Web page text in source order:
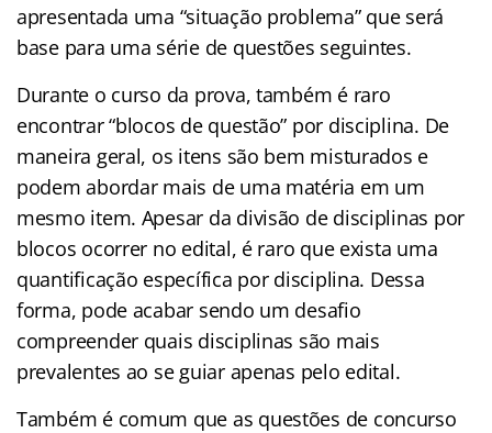
apresentada uma “situação problema” que será
base para uma série de questões seguintes.
Durante o curso da prova, também é raro
encontrar “blocos de questão” por disciplina. De
maneira geral, os itens são bem misturados e
podem abordar mais de uma matéria em um
mesmo item. Apesar da divisão de disciplinas por
blocos ocorrer no edital, é raro que exista uma
quantificação específica por disciplina. Dessa
forma, pode acabar sendo um desafio
compreender quais disciplinas são mais
prevalentes ao se guiar apenas pelo edital.
Também é comum que as questões de concurso